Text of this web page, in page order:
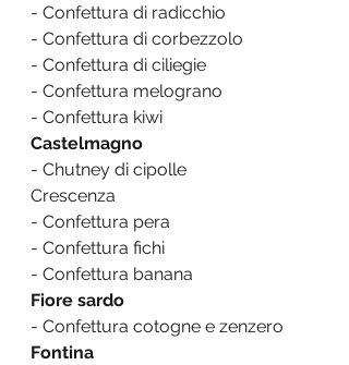
- Confettura di radicchio
- Confettura di corbezzolo
- Confettura di ciliegie
- Confettura melograno
- Confettura kiwi
Castelmagno
- Chutney di cipolle
Crescenza
- Confettura pera
- Confettura fichi
- Confettura banana
Fiore sardo
- Confettura cotogne e zenzero
Fontina